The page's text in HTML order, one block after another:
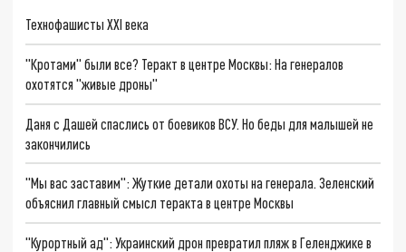
Технофашисты XXI века
"Кротами" были все? Теракт в центре Москвы: На генералов
охотятся "живые дроны"
Даня с Дашей спаслись от боевиков ВСУ. Но беды для малышей не
закончились
"Мы вас заставим": Жуткие детали охоты на генерала. Зеленский
объяснил главный смысл теракта в центре Москвы
"Курортный ад": Украинский дрон превратил пляж в Геленджике в